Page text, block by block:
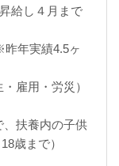
給し４月まで
年実績4.5ヶ
雇用・労災）
扶養内の子供
歳まで）